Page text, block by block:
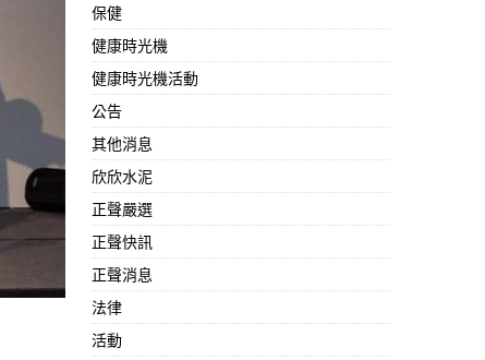
保健
健康時光機
健康時光機活動
公告
其他消息
欣欣水泥
正聲嚴選
正聲快訊
正聲消息
法律
活動